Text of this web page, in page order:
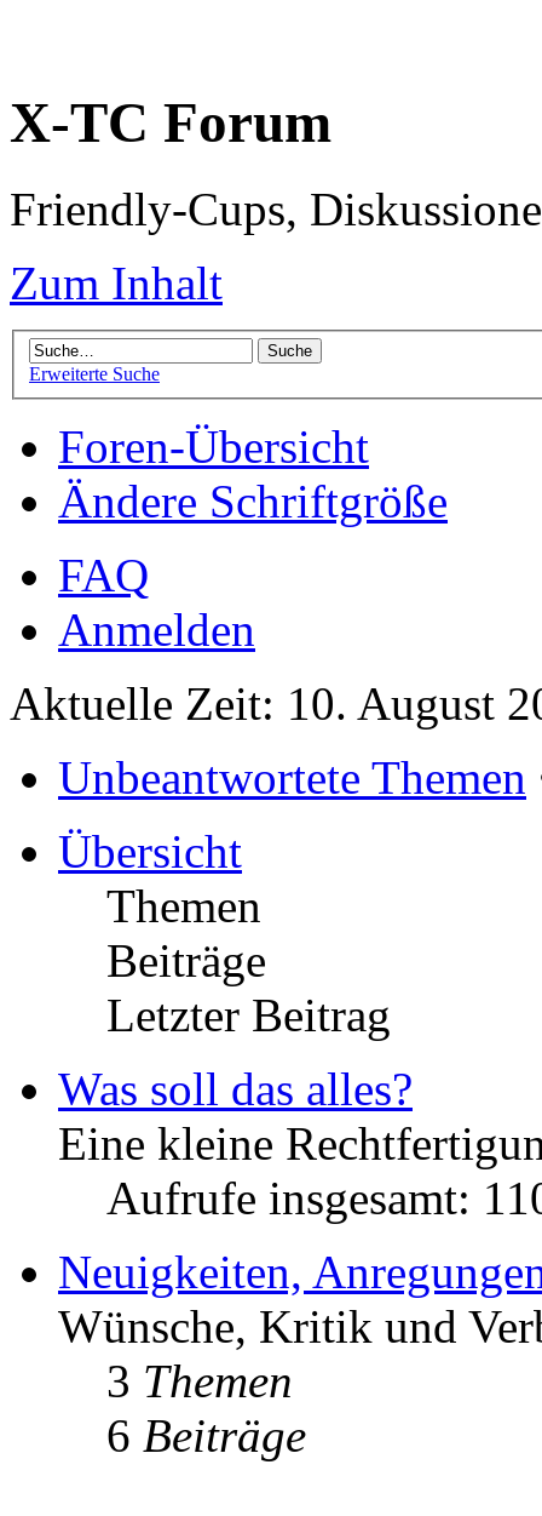
X-TC Forum
Friendly-Cups,
Zum Inhalt
Erweiterte Suche
Foren-Übersicht
Ändere Schriftgröße
FAQ
Anmelden
Aktuelle Zeit: 10. August
Unbeantwortete Themen
Übersicht
Themen
Beiträge
Letzter Beitrag
Was soll das alles?
Eine kleine
Aufrufe insgesamt:
Neuigkeiten,
Wünsche, Kritik und
3 Themen
6 Beiträge